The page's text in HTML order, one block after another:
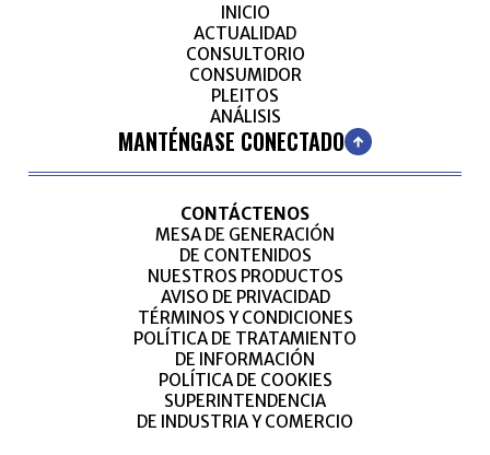
INICIO
ACTUALIDAD
CONSULTORIO
CONSUMIDOR
PLEITOS
ANÁLISIS
MANTÉNGASE CONECTADO
CONTÁCTENOS
MESA DE GENERACIÓN
DE CONTENIDOS
NUESTROS PRODUCTOS
AVISO DE PRIVACIDAD
TÉRMINOS Y CONDICIONES
POLÍTICA DE TRATAMIENTO
DE INFORMACIÓN
POLÍTICA DE COOKIES
SUPERINTENDENCIA
DE INDUSTRIA Y COMERCIO